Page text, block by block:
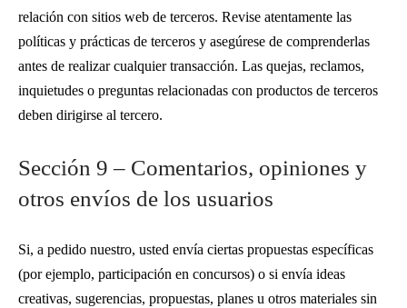
relación con sitios web de terceros. Revise atentamente las
políticas y prácticas de terceros y asegúrese de comprenderlas
antes de realizar cualquier transacción. Las quejas, reclamos,
inquietudes o preguntas relacionadas con productos de terceros
deben dirigirse al tercero.
Sección 9 – Comentarios, opiniones y
otros envíos de los usuarios
Si, a pedido nuestro, usted envía ciertas propuestas específicas
(por ejemplo, participación en concursos) o si envía ideas
creativas, sugerencias, propuestas, planes u otros materiales sin